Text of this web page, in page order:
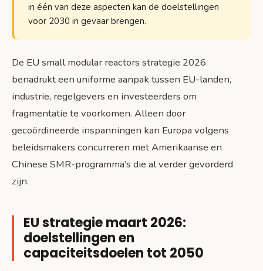
in één van deze aspecten kan de doelstellingen
voor 2030 in gevaar brengen.
De EU small modular reactors strategie 2026
benadrukt een uniforme aanpak tussen EU-landen,
industrie, regelgevers en investeerders om
fragmentatie te voorkomen. Alleen door
gecoördineerde inspanningen kan Europa volgens
beleidsmakers concurreren met Amerikaanse en
Chinese SMR-programma’s die al verder gevorderd
zijn.
EU strategie maart 2026:
doelstellingen en
capaciteitsdoelen tot 2050